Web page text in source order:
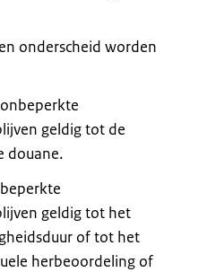
onderscheid worden
geldig tot de
douane.
geldig tot het
of tot het
herbeoordeling of